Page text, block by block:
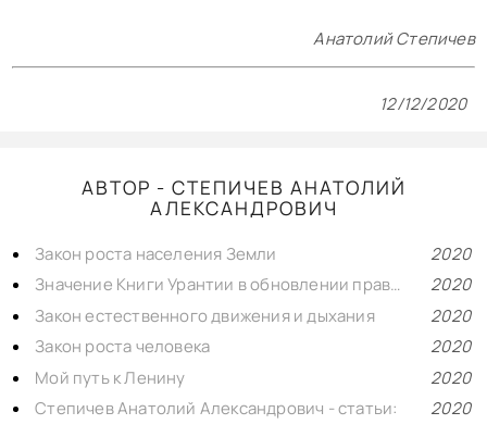
Анатолий Степичев
12/12/2020
АВТОР - СТЕПИЧЕВ АНАТОЛИЙ
АЛЕКСАНДРОВИЧ
Закон роста населения Земли
2020
Значение Книги Урантии в обновлении православной веры
2020
Закон естественного движения и дыхания
2020
Закон роста человека
2020
Мой путь к Ленину
2020
Степичев Анатолий Александрович - статьи:
2020